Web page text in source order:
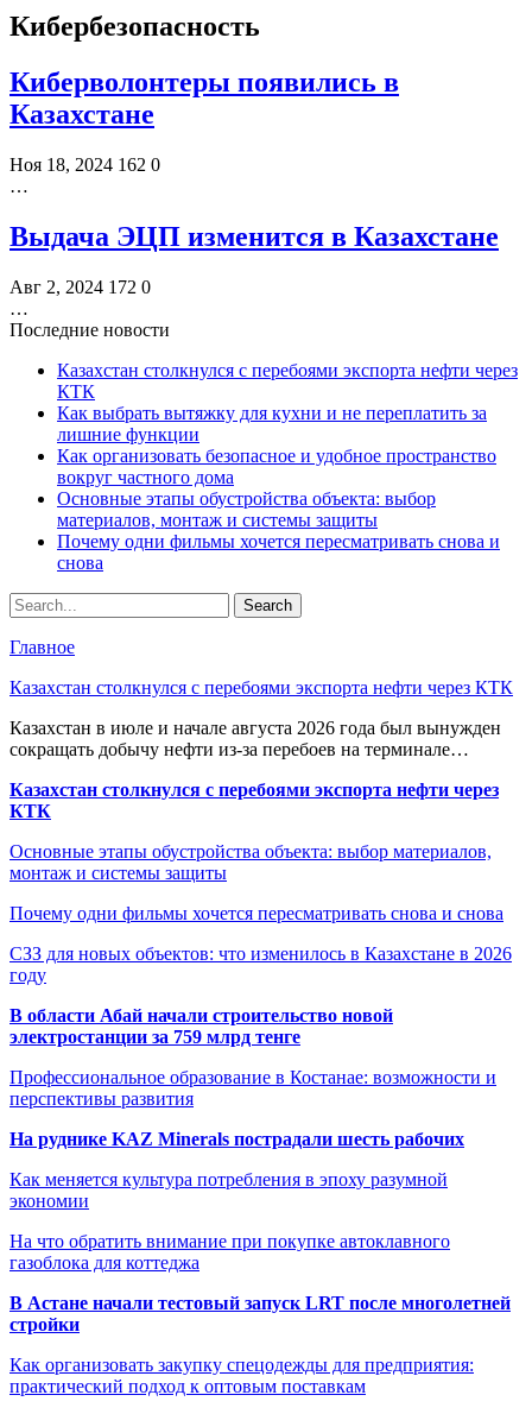
Кибербезопасность
Киберволонтеры появились в
Казахстане
Ноя 18, 2024 162 0
…
Выдача ЭЦП изменится в Казахстане
Авг 2, 2024 172 0
…
Последние новости
Казахстан столкнулся с перебоями экспорта нефти через
КТК
Как выбрать вытяжку для кухни и не переплатить за
лишние функции
Как организовать безопасное и удобное пространство
вокруг частного дома
Основные этапы обустройства объекта: выбор
материалов, монтаж и системы защиты
Почему одни фильмы хочется пересматривать снова и
снова
Главное
Казахстан столкнулся с перебоями экспорта нефти через КТК
Казахстан в июле и начале августа 2026 года был вынужден
сокращать добычу нефти из-за перебоев на терминале…
Казахстан столкнулся с перебоями экспорта нефти через
КТК
Основные этапы обустройства объекта: выбор материалов,
монтаж и системы защиты
Почему одни фильмы хочется пересматривать снова и снова
СЗЗ для новых объектов: что изменилось в Казахстане в 2026
году
В области Абай начали строительство новой
электростанции за 759 млрд тенге
Профессиональное образование в Костанае: возможности и
перспективы развития
На руднике KAZ Minerals пострадали шесть рабочих
Как меняется культура потребления в эпоху разумной
экономии
На что обратить внимание при покупке автоклавного
газоблока для коттеджа
В Астане начали тестовый запуск LRT после многолетней
стройки
Как организовать закупку спецодежды для предприятия:
практический подход к оптовым поставкам